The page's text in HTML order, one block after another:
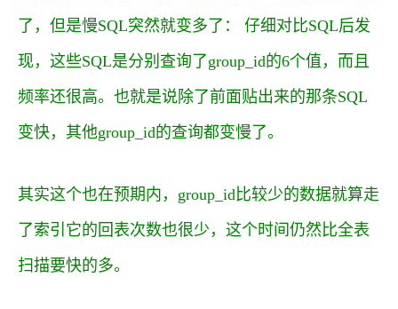
了，但是慢SQL突然就变多了： 仔细对比SQL后发
现，这些SQL是分别查询了group_id的6个值，而且
频率还很高。也就是说除了前面贴出来的那条SQL
变快，其他group_id的查询都变慢了。
其实这个也在预期内， group_id 比较少的数据就算走
了索引它的回表次数也很少，这个时间仍然比全表
扫描要快的多。